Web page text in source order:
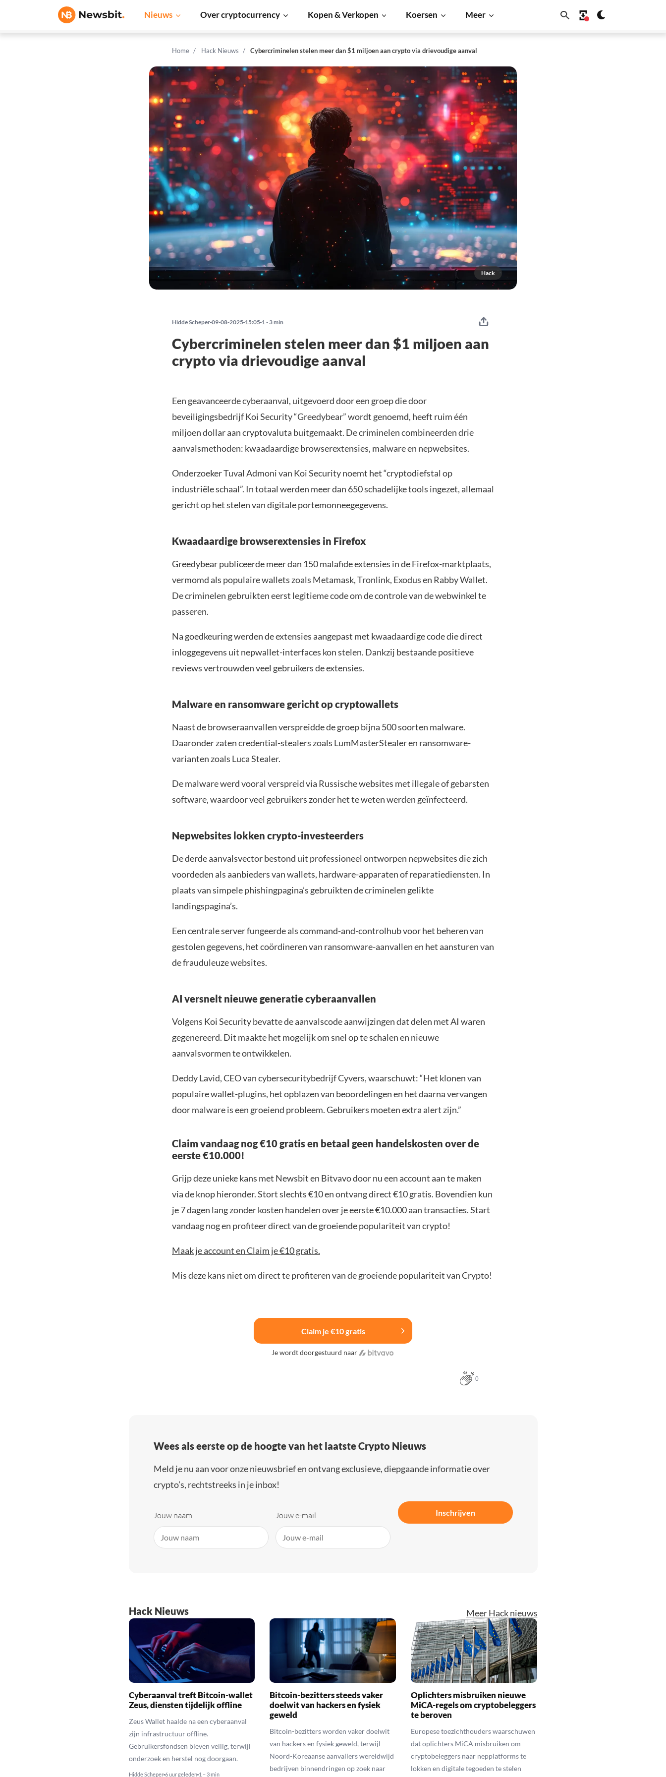
Nieuws Over cryptocurrency Kopen & Verkopen Koersen Meer
Home Hack Nieuws Cybercriminelen stelen meer dan $1 miljoen aan crypto via drievoudige aanval
Hack
Hidde Scheper 09-08-2025 15:05 1 - 3 min
Cybercriminelen stelen meer dan $1 miljoen aan
crypto via drievoudige aanval
Een geavanceerde cyberaanval, uitgevoerd door een groep die door
beveiligingsbedrijf Koi Security “Greedybear” wordt genoemd, heeft ruim één
miljoen dollar aan cryptovaluta buitgemaakt. De criminelen combineerden drie
aanvalsmethoden: kwaadaardige browserextensies, malware en nepwebsites.
Onderzoeker Tuval Admoni van Koi Security noemt het “crypto­diefstal op
industriële schaal”. In totaal werden meer dan 650 schadelijke tools ingezet, allemaal
gericht op het stelen van digitale portemonneegegevens.
Kwaadaardige browserextensies in Firefox
Greedybear publiceerde meer dan 150 malafide extensies in de Firefox-marktplaats,
vermomd als populaire wallets zoals Metamask, Tronlink, Exodus en Rabby Wallet.
De criminelen gebruikten eerst legitieme code om de controle van de webwinkel te
passeren.
Na goedkeuring werden de extensies aangepast met kwaadaardige code die direct
inloggegevens uit nepwallet-interfaces kon stelen. Dankzij bestaande positieve
reviews vertrouwden veel gebruikers de extensies.
Malware en ransomware gericht op cryptowallets
Naast de browseraanvallen verspreidde de groep bijna 500 soorten malware.
Daaronder zaten credential-stealers zoals LumMasterStealer en ransomware-
varianten zoals Luca Stealer.
De malware werd vooral verspreid via Russische websites met illegale of gebarsten
software, waardoor veel gebruikers zonder het te weten werden geïnfecteerd.
Nepwebsites lokken crypto-investeerders
De derde aanvalsvector bestond uit professioneel ontworpen nepwebsites die zich
voordeden als aanbieders van wallets, hardware-apparaten of reparatiediensten. In
plaats van simpele phishingpagina’s gebruikten de criminelen gelikte
landingspagina’s.
Een centrale server fungeerde als command-and-controlhub voor het beheren van
gestolen gegevens, het coördineren van ransomware-aanvallen en het aansturen van
de frauduleuze websites.
AI versnelt nieuwe generatie cyberaanvallen
Volgens Koi Security bevatte de aanvalscode aanwijzingen dat delen met AI waren
gegenereerd. Dit maakte het mogelijk om snel op te schalen en nieuwe
aanvalsvormen te ontwikkelen.
Deddy Lavid, CEO van cybersecuritybedrijf Cyvers, waarschuwt: “Het klonen van
populaire wallet-plugins, het opblazen van beoordelingen en het daarna vervangen
door malware is een groeiend probleem. Gebruikers moeten extra alert zijn.”
Claim vandaag nog €10 gratis en betaal geen handelskosten over de
eerste €10.000!
Grijp deze unieke kans met Newsbit en Bitvavo door nu een account aan te maken
via de knop hieronder. Stort slechts €10 en ontvang direct €10 gratis. Bovendien kun
je 7 dagen lang zonder kosten handelen over je eerste €10.000 aan transacties. Start
vandaag nog en profiteer direct van de groeiende populariteit van crypto!
Maak je account en Claim je €10 gratis.
Mis deze kans niet om direct te profiteren van de groeiende populariteit van Crypto!
Claim je €10 gratis
Je wordt doorgestuurd naar
0
Wees als eerste op de hoogte van het laatste Crypto Nieuws
Meld je nu aan voor onze nieuwsbrief en ontvang exclusieve, diepgaande informatie over
crypto’s, rechtstreeks in je inbox!
Jouw naam Jouw e-mail Inschrijven
Hack Nieuws Meer Hack nieuws
Cyberaanval treft Bitcoin-wallet
Zeus, diensten tijdelijk offline
Zeus Wallet haalde na een cyberaanval
zijn infrastructuur offline.
Gebruikersfondsen bleven veilig, terwijl
onderzoek en herstel nog doorgaan.
Hidde Scheper 6 uur geleden 1 – 3 min
Bitcoin-bezitters steeds vaker
doelwit van hackers en fysiek
geweld
Bitcoin-bezitters worden vaker doelwit
van hackers en fysiek geweld, terwijl
Noord-Koreaanse aanvallers wereldwijd
bedrijven binnendringen op zoek naar
Oplichters misbruiken nieuwe
MiCA-regels om cryptobeleggers
te beroven
Europese toezichthouders waarschuwen
dat oplichters MiCA misbruiken om
cryptobeleggers naar nepplatforms te
lokken en digitale tegoeden te stelen